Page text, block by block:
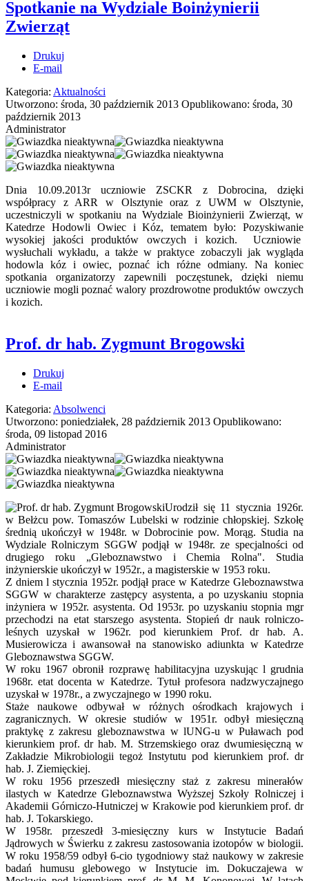
Spotkanie na Wydziale Boinżynierii
Zwierząt
Drukuj
E-mail
Kategoria: Aktualności
Utworzono: środa, 30 październik 2013 Opublikowano: środa, 30
październik 2013
Administrator
Dnia 10.09.2013r uczniowie ZSCKR z Dobrocina, dzięki
współpracy z ARR w Olsztynie oraz z UWM w Olsztynie,
uczestniczyli w spotkaniu na Wydziale Bioinżynierii Zwierząt, w
Katedrze Hodowli Owiec i Kóz, tematem było: Pozyskiwanie
wysokiej jakości produktów owczych i kozich. Uczniowie
wysłuchali wykładu, a także w praktyce zobaczyli jak wygląda
hodowla kóz i owiec, poznać ich różne odmiany. Na koniec
spotkania organizatorzy zapewnili poczęstunek, dzięki niemu
uczniowie mogli poznać walory prozdrowotne produktów owczych
i kozich.
Prof. dr hab. Zygmunt Brogowski
Drukuj
E-mail
Kategoria: Absolwenci
Utworzono: poniedziałek, 28 październik 2013 Opublikowano:
środa, 09 listopad 2016
Administrator
Urodził się 11 stycznia 1926r.
w Bełżcu pow. Tomaszów Lubelski w rodzinie chłopskiej. Szkołę
średnią ukończył w 1948r. w Dobrocinie pow. Morąg. Studia na
Wydziale Rolniczym SGGW podjął w 1948r. ze specjalności od
drugiego roku „Gleboznawstwo i Chemia Rolna". Studia
inżynierskie ukończył w 1952r., a magisterskie w 1953 roku.
Z dniem l stycznia 1952r. podjął prace w Katedrze Gleboznawstwa
SGGW w charakterze zastępcy asystenta, a po uzyskaniu stopnia
inżyniera w 1952r. asystenta. Od 1953r. po uzyskaniu stopnia mgr
przechodzi na etat starszego asystenta. Stopień dr nauk rolniczo-
leśnych uzyskał w 1962r. pod kierunkiem Prof. dr hab. A.
Musierowicza i awansował na stanowisko adiunkta w Katedrze
Gleboznawstwa SGGW.
W roku 1967 obronił rozprawę habilitacyjna uzyskując l grudnia
1968r. etat docenta w Katedrze. Tytuł profesora nadzwyczajnego
uzyskał w 1978r., a zwyczajnego w 1990 roku.
Staże naukowe odbywał w różnych ośrodkach krajowych i
zagranicznych. W okresie studiów w 1951r. odbył miesięczną
praktykę z zakresu gleboznawstwa w lUNG-u w Puławach pod
kierunkiem prof. dr hab. M. Strzemskiego oraz dwumiesięczną w
Zakładzie Mikrobiologii tegoż Instytutu pod kierunkiem prof. dr
hab. J. Ziemięckiej.
W roku 1956 przeszedł miesięczny staż z zakresu minerałów
ilastych w Katedrze Gleboznawstwa Wyższej Szkoły Rolniczej i
Akademii Górniczo-Hutniczej w Krakowie pod kierunkiem prof. dr
hab. J. Tokarskiego.
W 1958r. przeszedł 3-miesięczny kurs w Instytucie Badań
Jądrowych w Świerku z zakresu zastosowania izotopów w biologii.
W roku 1958/59 odbył 6-cio tygodniowy staż naukowy w zakresie
badań humusu glebowego w Instytucie im. Dokuczajewa w